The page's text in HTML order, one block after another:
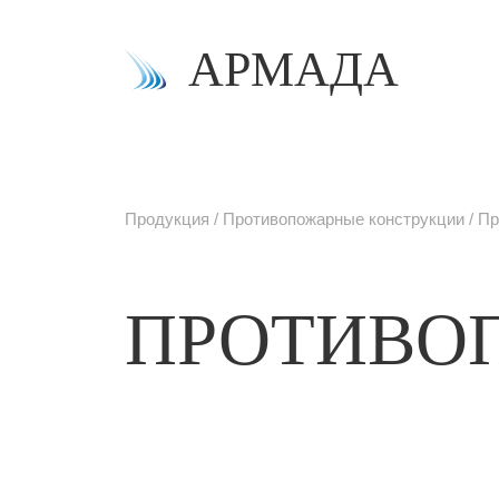
АРМАДА
Продукция Противопожарные конструкции